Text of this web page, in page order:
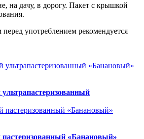
на дачу, в дорогу. Пакет с крышкой
употреблением рекомендуется
«Банановый»